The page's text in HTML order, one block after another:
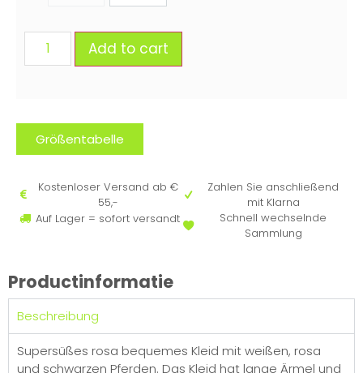
Add to cart
Größentabelle
Kostenloser Versand ab €
55,-
Auf Lager = sofort versandt
Zahlen Sie anschließend
mit Klarna
Schnell wechselnde
Sammlung
Productinformatie
Beschreibung
Supersüßes rosa bequemes Kleid mit weißen, rosa
und schwarzen Pferden. Das Kleid hat lange Ärmel und